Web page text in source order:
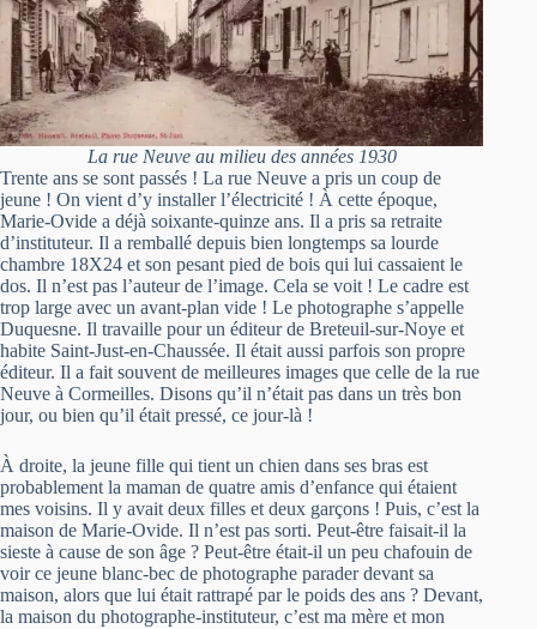
La rue Neuve au milieu des années 1930
Trente ans se sont passés ! La rue Neuve a pris un coup de
jeune ! On vient d’y installer l’électricité ! À cette époque,
Marie-Ovide a déjà soixante-quinze ans. Il a pris sa retraite
d’instituteur. Il a remballé depuis bien longtemps sa lourde
chambre 18X24 et son pesant pied de bois qui lui cassaient le
dos. Il n’est pas l’auteur de l’image. Cela se voit ! Le cadre est
trop large avec un avant-plan vide ! Le photographe s’appelle
Duquesne. Il travaille pour un éditeur de Breteuil-sur-Noye et
habite Saint-Just-en-Chaussée. Il était aussi parfois son propre
éditeur. Il a fait souvent de meilleures images que celle de la rue
Neuve à Cormeilles. Disons qu’il n’était pas dans un très bon
jour, ou bien qu’il était pressé, ce jour-là !
À droite, la jeune fille qui tient un chien dans ses bras est
probablement la maman de quatre amis d’enfance qui étaient
mes voisins. Il y avait deux filles et deux garçons ! Puis, c’est la
maison de Marie-Ovide. Il n’est pas sorti. Peut-être faisait-il la
sieste à cause de son âge ? Peut-être était-il un peu chafouin de
voir ce jeune blanc-bec de photographe parader devant sa
maison, alors que lui était rattrapé par le poids des ans ? Devant,
la maison du photographe-instituteur, c’est ma mère et mon